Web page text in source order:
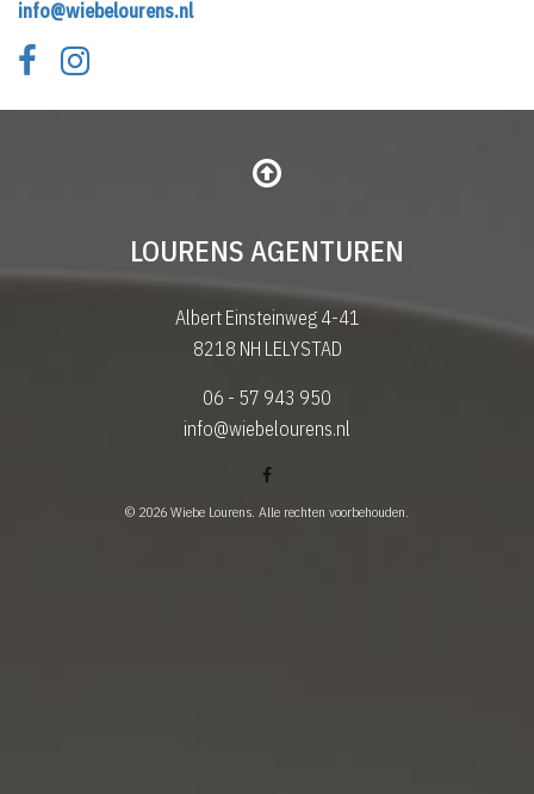
info@wiebelourens.nl
LOURENS AGENTUREN
Albert Einsteinweg 4-41
8218 NH LELYSTAD
06 - 57 943 950
info@wiebelourens.nl
© 2026 Wiebe Lourens. Alle rechten voorbehouden.